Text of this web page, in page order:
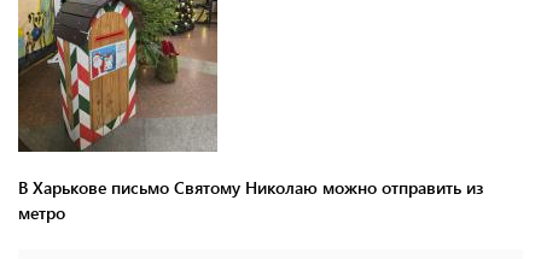
В Харькове письмо Святому Николаю можно отправить из
метро